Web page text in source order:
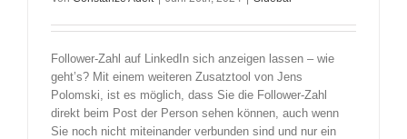
Follower-Zahl auf LinkedIn sich anzeigen lassen – wie
geht’s? Mit einem weiteren Zusatztool von Jens
Polomski, ist es möglich, dass Sie die Follower-Zahl
direkt beim Post der Person sehen können, auch wenn
Sie noch nicht miteinander verbunden sind und nur ein